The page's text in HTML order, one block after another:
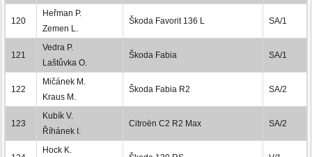
120
Heřman P.
Zemen L.
Škoda Favorit 136 L SA/1
121
Vedra P.
Laštůvka O.
Škoda Fabia SA/1
122
Mičánek M.
Kraus M.
Škoda Fabia R2 SA/2
123
Kubík V.
Říhánek I.
Citroën C2 R2 Max SA/2
Hock K.